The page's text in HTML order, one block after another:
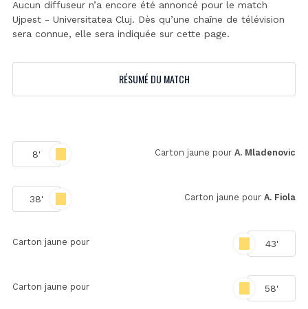
Aucun diffuseur n’a encore été annoncé pour le match
Ujpest - Universitatea Cluj. Dès qu’une chaîne de télévision
sera connue, elle sera indiquée sur cette page.
RÉSUMÉ DU MATCH
8' Carton jaune pour A. Mladenovic
38' Carton jaune pour A. Fiola
43'
Carton jaune pour
58'
Carton jaune pour